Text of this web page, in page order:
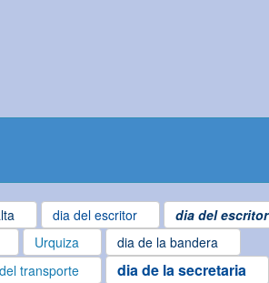
dia del escritor dia del escritor
Urquiza
dia de la bandera
transporte dia de la secretaria